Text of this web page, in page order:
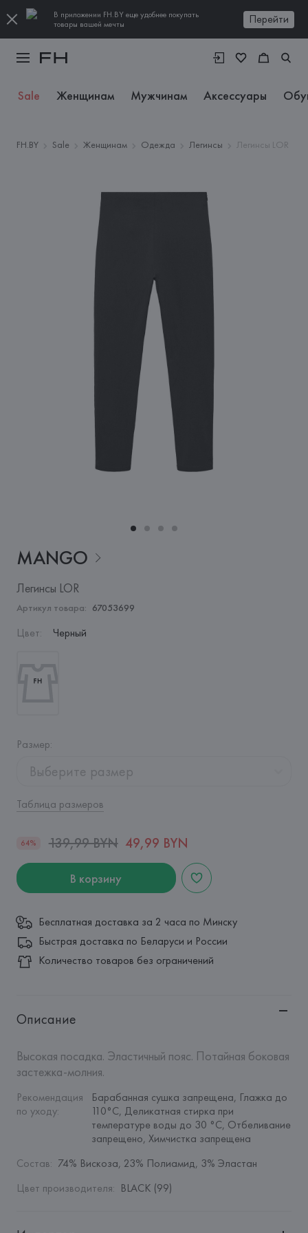
В приложении FH.BY еще удобнее покупать
товары вашей мечты
Перейти
Sale Женщинам Мужчинам Аксессуары
FH.BY Sale Женщинам Одежда Легинсы Легинсы LOR
MANGO
Легинсы LOR
Артикул товара: 67053699
Цвет: Черный
Размер:
Выберите размер
Таблица размеров
64% 139,99 BYN 49,99 BYN
В корзину
Бесплатная доставка за 2 часа по Минску
Быстрая доставка по Беларуси и России
Количество товаров без ограничений
Описание
Высокая посадка. Эластичный пояс. Потайная боковая
застежка-молния.
Рекомендация
по уходу:
Барабанная сушка запрещена, Глажка до
110°C, Деликатная стирка при
температуре воды до 30 °C, Отбеливание
запрещено, Химчистка запрещена
Состав: 74% Вискоза, 23% Полиамид, 3% Эластан
Цвет производителя: BLACK (99)